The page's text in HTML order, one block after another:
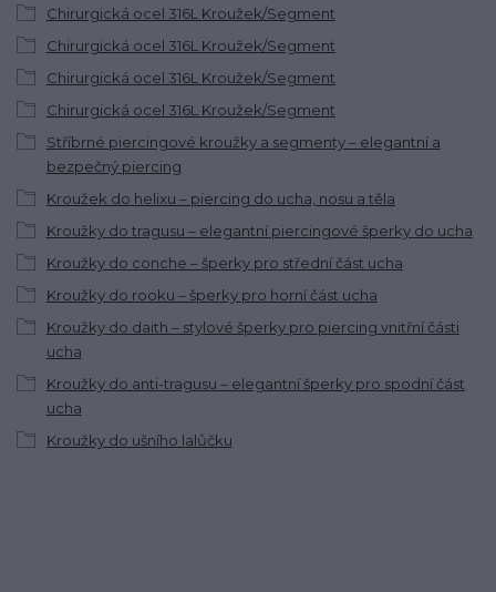
Chirurgická ocel 316L Kroužek/Segment
Chirurgická ocel 316L Kroužek/Segment
Chirurgická ocel 316L Kroužek/Segment
Chirurgická ocel 316L Kroužek/Segment
Stříbrné piercingové kroužky a segmenty – elegantní a
bezpečný piercing
Kroužek do helixu – piercing do ucha, nosu a těla
Kroužky do tragusu – elegantní piercingové šperky do ucha
Kroužky do conche – šperky pro střední část ucha
Kroužky do rooku – šperky pro horní část ucha
Kroužky do daith – stylové šperky pro piercing vnitřní části
ucha
Kroužky do anti-tragusu – elegantní šperky pro spodní část
ucha
Kroužky do ušního lalůčku